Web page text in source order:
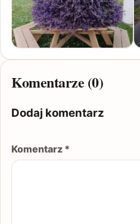
Komentarze (0)
Dodaj komentarz
Komentarz *